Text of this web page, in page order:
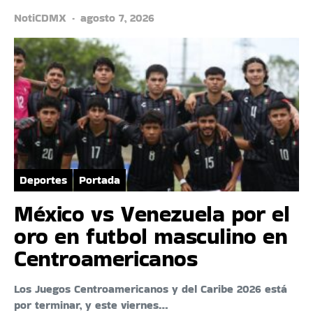
NotiCDMX
agosto 7, 2026
Deportes Portada
México vs Venezuela por el
oro en futbol masculino en
Centroamericanos
Los Juegos Centroamericanos y del Caribe 2026 está
por terminar, y este viernes…